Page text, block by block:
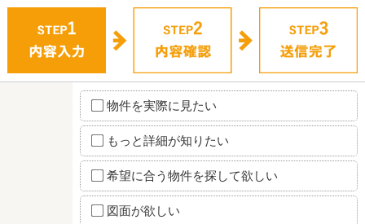
物件を実際に見たい
もっと詳細が知りたい
希望に合う物件を探して欲しい
図面が欲しい